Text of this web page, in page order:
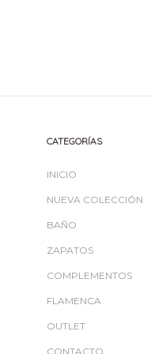
CATEGORÍAS
INICIO
NUEVA COLECCIÓN
BAÑO
ZAPATOS
COMPLEMENTOS
FLAMENCA
OUTLET
CONTACTO